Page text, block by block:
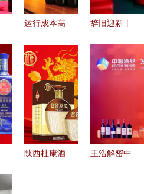
运行成本高
锋酒业专卖
店扩展按下
暂停键
辞旧迎新丨
业集团祝全
陕西杜康酒
王浩解密中